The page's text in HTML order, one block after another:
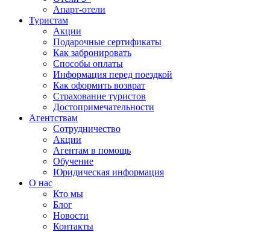
Апарт-отели
Туристам
Акции
Подарочные сертификаты
Как забронировать
Способы оплаты
Информация перед поездкой
Как оформить возврат
Страхование туристов
Достопримечательности
Агентствам
Сотрудничество
Акции
Агентам в помощь
Обучение
Юридическая информация
О нас
Кто мы
Блог
Новости
Контакты